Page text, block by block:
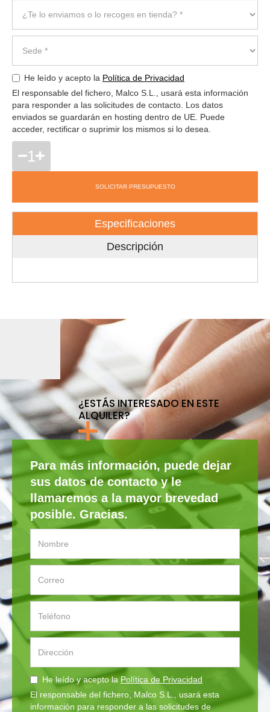
He leído y acepto la Política de Privacidad
El responsable del fichero, Malco S.L., usará esta información
para responder a las solicitudes de contacto. Los datos
enviados se guardarán en hosting dentro de UE. Puede
acceder, rectificar o suprimir los mismos si lo desea.
1
SOLICITAR PRESUPUESTO
Especificaciones
Descripción
¿ESTÁS INTERESADO EN ESTE
ALQUILER?
Para más información, puede dejar
sus datos de contacto y le
llamaremos a la mayor brevedad
posible. Gracias.
He leído y acepto laPolítica de Privacidad
El responsable del fichero, Malco S.L., usará esta
información para responder a las solicitudes de